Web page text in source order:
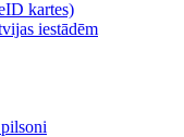
kartes)
iestādēm